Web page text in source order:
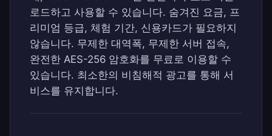
로드하고 사용할 수 있습니다. 숨겨진 요금, 프
리미엄 등급, 체험 기간, 신용카드가 필요하지
않습니다. 무제한 대역폭, 무제한 서버 접속,
완전한 AES-256 암호화를 무료로 이용할 수
있습니다. 최소한의 비침해적 광고를 통해 서
비스를 유지합니다.